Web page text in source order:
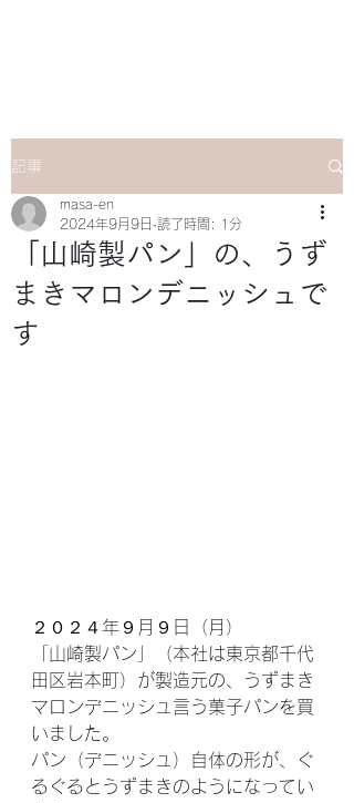
記事
「山崎製パン」の、うず
まきマロンデニッシュで
す
masa-en
2024年9月9日 読了時間: 1分
２０２４年９月９日（月）
「山崎製パン」（本社は東京都千代
田区岩本町）が製造元の、うずまき
マロンデニッシュ言う菓子パンを買
いました。
パン（デニッシュ）自体の形が、ぐ
るぐるとうずまきのようになってい